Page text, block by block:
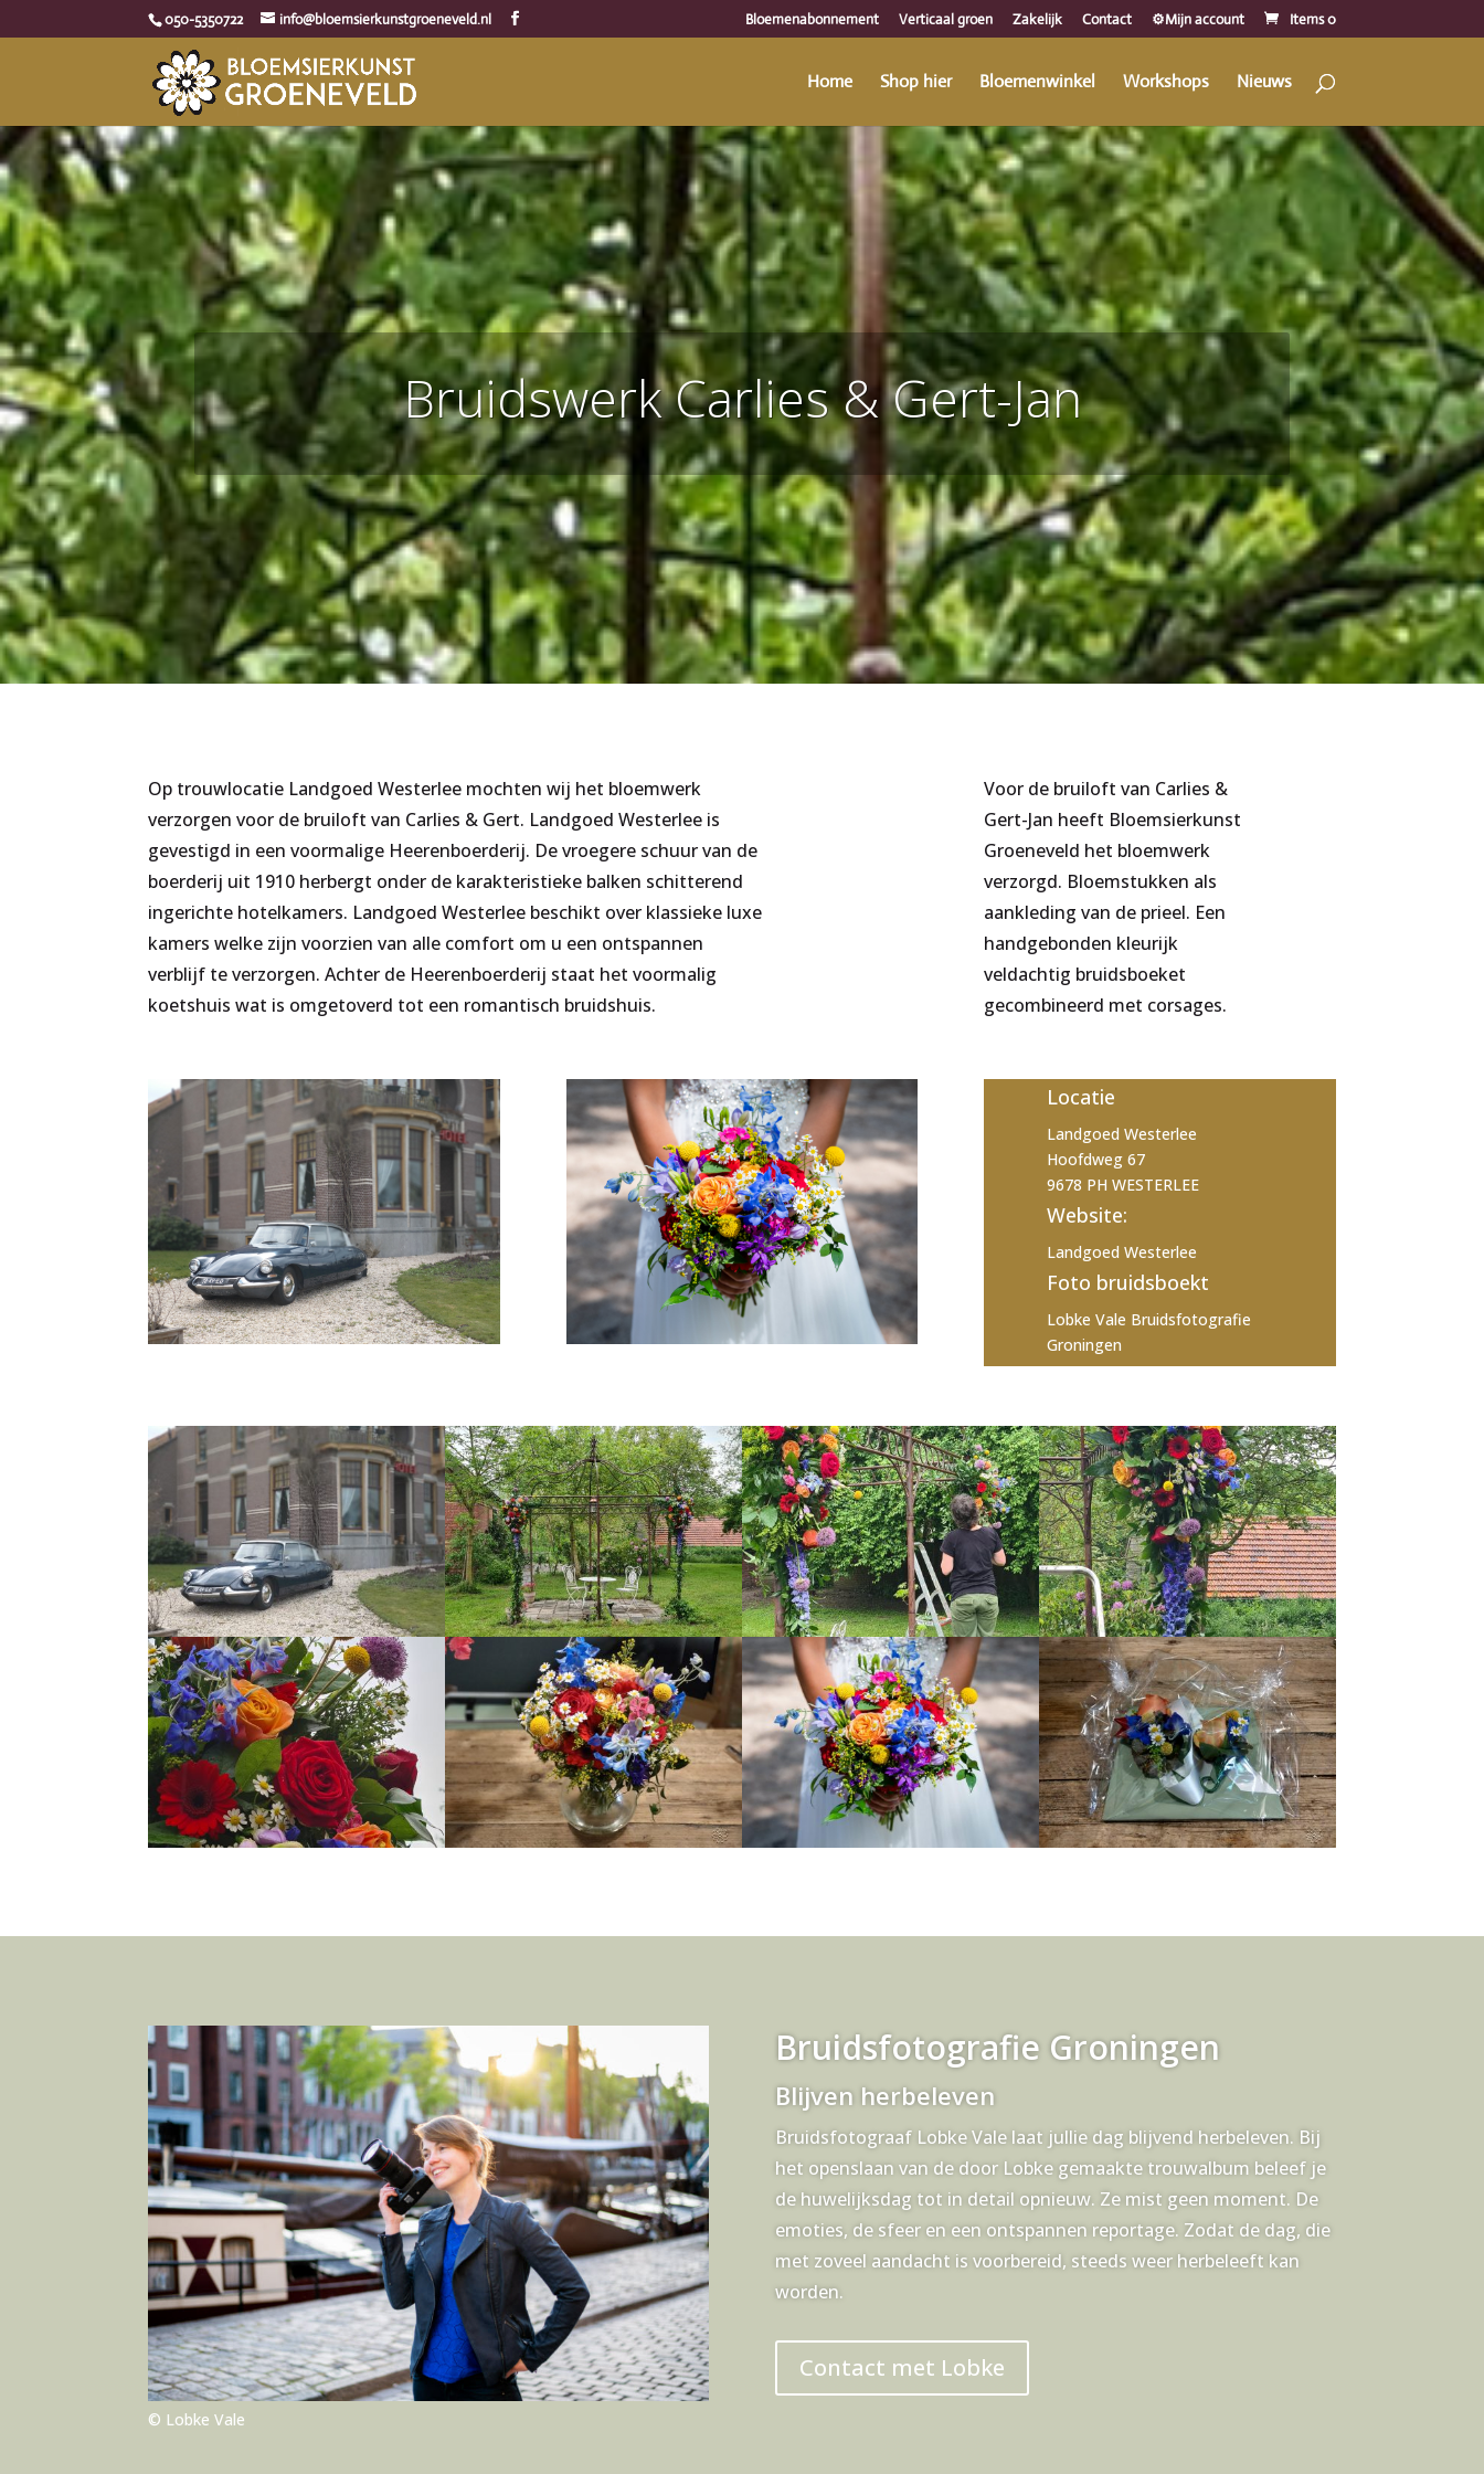
050-5350722 info@bloemsierkunstgroeneveld.nl Bloemenabonnement Verticaal groen Zakelijk Contact ⚙️Mijn account Items 0
Home Shop hier Bloemenwinkel Workshops Nieuws
Bruidswerk Carlies & Gert-Jan
Op trouwlocatie Landgoed Westerlee mochten wij het bloemwerk
verzorgen voor de bruiloft van Carlies & Gert. Landgoed Westerlee is
gevestigd in een voormalige Heerenboerderij. De vroegere schuur van de
boerderij uit 1910 herbergt onder de karakteristieke balken schitterend
ingerichte hotelkamers. Landgoed Westerlee beschikt over klassieke luxe
kamers welke zijn voorzien van alle comfort om u een ontspannen
verblijf te verzorgen. Achter de Heerenboerderij staat het voormalig
koetshuis wat is omgetoverd tot een romantisch bruidshuis.
Voor de bruiloft van Carlies &
Gert-Jan heeft Bloemsierkunst
Groeneveld het bloemwerk
verzorgd. Bloemstukken als
aankleding van de prieel. Een
handgebonden kleurijk
veldachtig bruidsboeket
gecombineerd met corsages.
Locatie
Landgoed Westerlee
Hoofdweg 67
9678 PH WESTERLEE
Website:
Landgoed Westerlee
Foto bruidsboekt
Lobke Vale Bruidsfotografie
Groningen
© Lobke Vale
Bruidsfotografie Groningen
Blijven herbeleven
Bruidsfotograaf Lobke Vale laat jullie dag blijvend herbeleven. Bij
het openslaan van de door Lobke gemaakte trouwalbum beleef je
de huwelijksdag tot in detail opnieuw. Ze mist geen moment. De
emoties, de sfeer en een ontspannen reportage. Zodat de dag, die
met zoveel aandacht is voorbereid, steeds weer herbeleeft kan
worden.
Contact met Lobke